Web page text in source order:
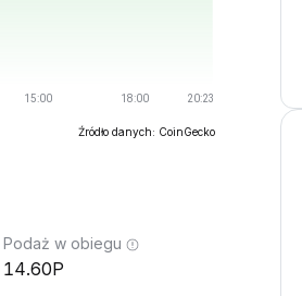
Źródło danych: CoinGecko
Podaż w obiegu
14.60P